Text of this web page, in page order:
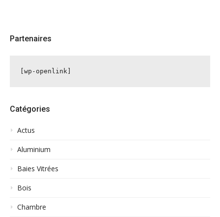
Partenaires
[wp-openlink]
Catégories
Actus
Aluminium
Baies Vitrées
Bois
Chambre